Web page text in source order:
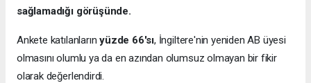
sağlamadığı görüşünde.
Ankete katılanlarınyüzde 66'sı, İngiltere'nin yeniden AB üyesi
olmasını olumlu ya da en azından olumsuz olmayan bir fikir
olarak değerlendirdi.